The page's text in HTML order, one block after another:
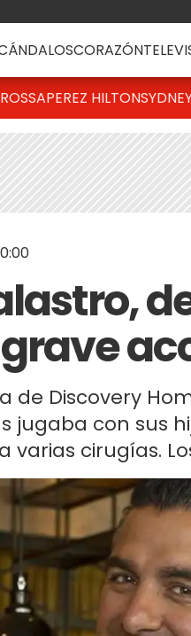
CORAZÓN
PEREZ HILTON
de Discovery
jugaba con sus
varias cirugías.